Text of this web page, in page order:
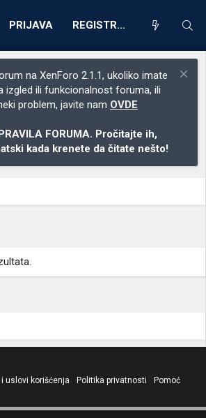
PRIJAVA REGISTRACIJA
na XenForo 2.1.1, ukoliko imate
izgled ili funkcionalnost foruma, ili
problem, javite nam OVDE
FORUMA. Pročitajte ih,
kada krenete da čitate nešto!
i uslovi korišćenja Politika privatnosti
Pomoć